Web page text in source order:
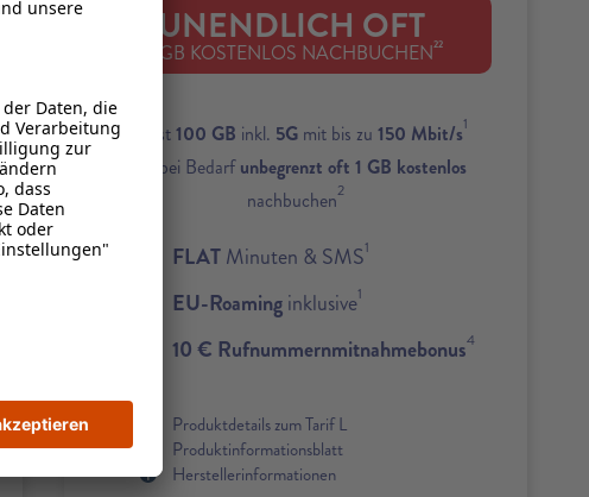
UNENDLICH OFT
1 GB KOSTENLOS NACHBUCHEN22
Zuerst100 GB inkl. 5G mit bis zu 150 Mbit/s1
und bei Bedarfunbegrenzt oft 1 GB kostenlos
nachbuchen2
FLATMinuten & SMS1
EU-Roaminginklusive1
10 € Rufnummernmitnahmebonus4
Produktdetails zum Tarif L
Produktinformationsblatt
Herstellerinformationen